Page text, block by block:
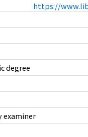
https://
degree
examiner